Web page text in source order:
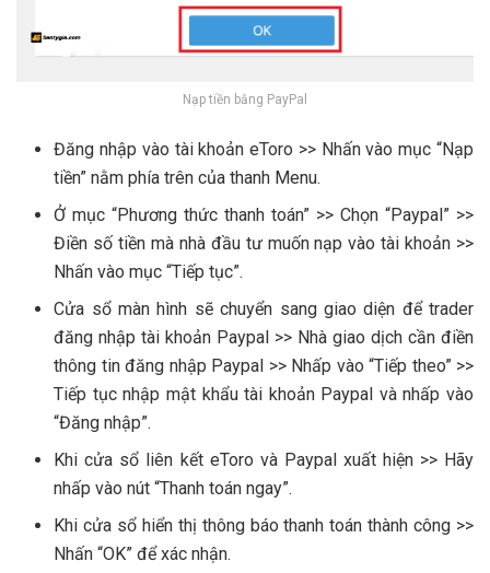
Nạp tiền bằng PayPal
Đăng nhập vào tài khoản eToro >> Nhấn vào mục “Nạp
tiền” nằm phía trên của thanh Menu.
Ở mục “Phương thức thanh toán” >> Chọn “Paypal” >>
Điền số tiền mà nhà đầu tư muốn nạp vào tài khoản >>
Nhấn vào mục “Tiếp tục”.
Cửa sổ màn hình sẽ chuyển sang giao diện để trader
đăng nhập tài khoản Paypal >> Nhà giao dịch cần điền
thông tin đăng nhập Paypal >> Nhấp vào “Tiếp theo” >>
Tiếp tục nhập mật khẩu tài khoản Paypal và nhấp vào
“Đăng nhập”.
Khi cửa sổ liên kết eToro và Paypal xuất hiện >> Hãy
nhấp vào nút “Thanh toán ngay”.
Khi cửa sổ hiển thị thông báo thanh toán thành công >>
Nhấn “OK” để xác nhận.